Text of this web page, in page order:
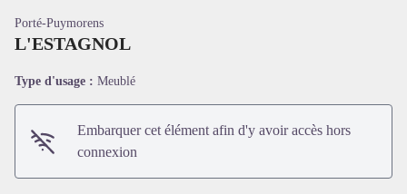
Porté-Puymorens
L'ESTAGNOL
Type d'usage : Meublé
Embarquer cet élément afin d'y avoir accès hors
connexion